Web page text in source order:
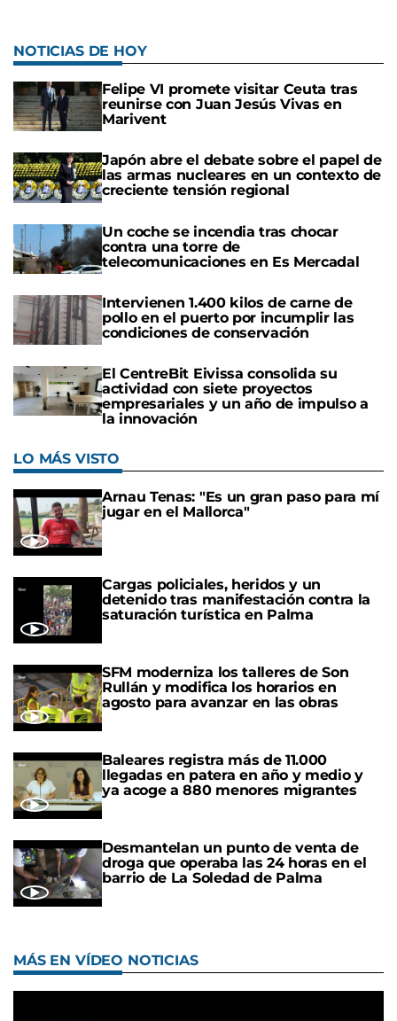
NOTICIAS DE HOY
Felipe VI promete visitar Ceuta tras
reunirse con Juan Jesús Vivas en
Marivent
Japón abre el debate sobre el papel de
las armas nucleares en un contexto de
creciente tensión regional
Un coche se incendia tras chocar
contra una torre de
telecomunicaciones en Es Mercadal
Intervienen 1.400 kilos de carne de
pollo en el puerto por incumplir las
condiciones de conservación
El CentreBit Eivissa consolida su
actividad con siete proyectos
empresariales y un año de impulso a
la innovación
LO MÁS VISTO
Arnau Tenas: "Es un gran paso para mí
jugar en el Mallorca"
Cargas policiales, heridos y un
detenido tras manifestación contra la
saturación turística en Palma
SFM moderniza los talleres de Son
Rullán y modifica los horarios en
agosto para avanzar en las obras
Baleares registra más de 11.000
llegadas en patera en año y medio y
ya acoge a 880 menores migrantes
Desmantelan un punto de venta de
droga que operaba las 24 horas en el
barrio de La Soledad de Palma
MÁS EN VÍDEO NOTICIAS